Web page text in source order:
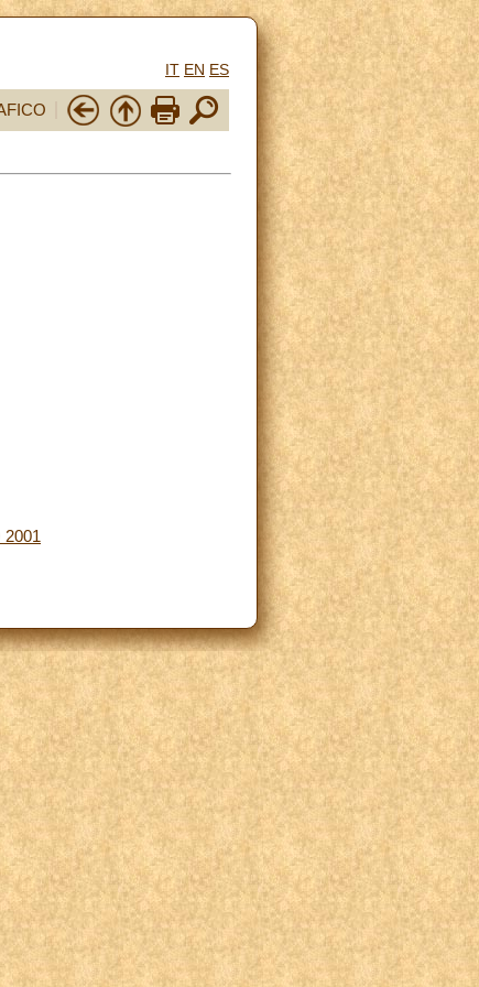
IT EN ES
2001